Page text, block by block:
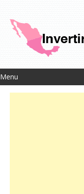
Menu